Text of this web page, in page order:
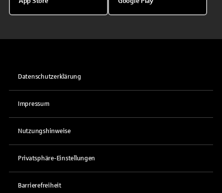
Datenschutzerklärung
Impressum
Nutzungshinweise
Privatsphäre-Einstellungen
Barrierefreiheit